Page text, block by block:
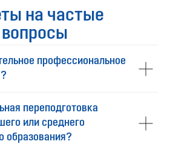
на частые
вопросы
профессиональное
переподготовка
или среднего
образования?